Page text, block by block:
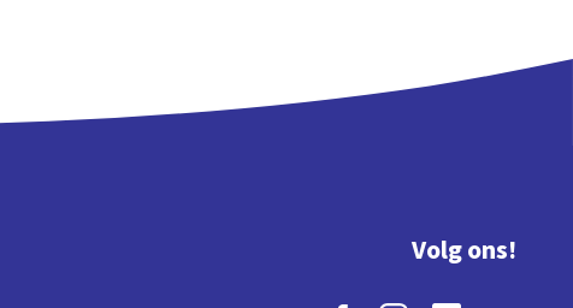
Volg ons!